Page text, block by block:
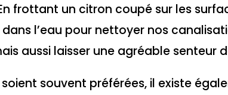
frottant un citron coupé sur les
l’eau pour nettoyer nos
aussi laisser une agréable senteur
souvent préférées, il existe